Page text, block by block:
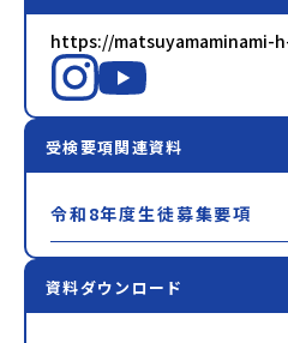
https://matsuyamaminami-
受検要項関連資料
令和8年度生徒募集要項
資料ダウンロード